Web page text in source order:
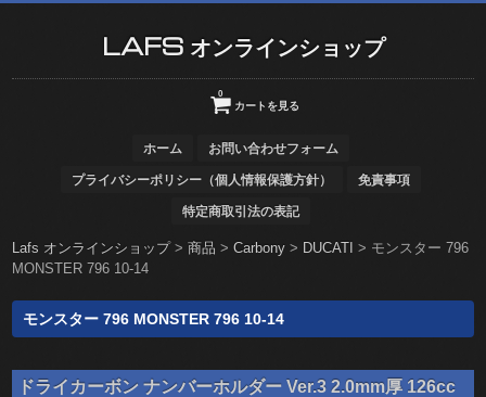
LAFS オンラインショップ
カートを見る
0
ホーム お問い合わせフォーム
プライバシーポリシー（個人情報保護方針） 免責事項
特定商取引法の表記
Lafs オンラインショップ>商品 >Carbony > DUCATI > モンスター 796
MONSTER 796 10-14
モンスター 796 MONSTER 796 10-14
ドライカーボン ナンバーホルダー Ver.3 2.0mm厚 126cc